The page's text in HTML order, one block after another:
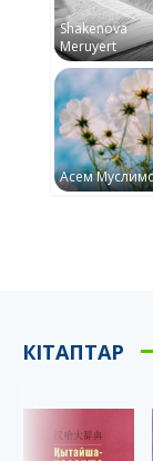
Shakenova
Meruyert
Асем
КІТАПТАР